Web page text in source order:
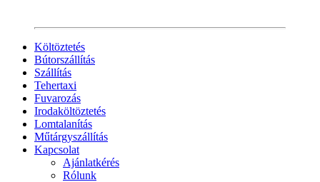
Költöztetés
Bútorszállítás
Szállítás
Tehertaxi
Fuvarozás
Irodaköltöztetés
Lomtalanítás
Műtárgyszállítás
Kapcsolat
Ajánlatkérés
Rólunk